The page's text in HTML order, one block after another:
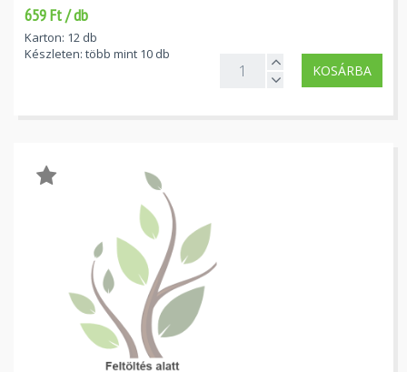
659 Ft / db
Karton: 12 db
Készleten: több mint 10 db
KOSÁRBA